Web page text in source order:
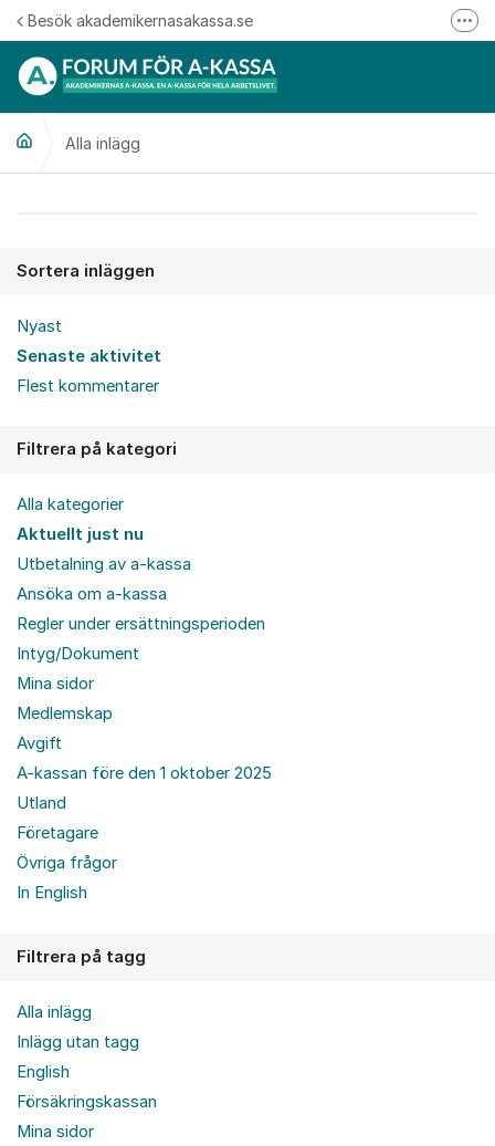
Hoppa till innehåll
Besök akademikernasakassa.se
Alla inlägg
Sortera inläggen
Nyast
Senaste aktivitet
Flest kommentarer
Filtrera på kategori
Alla kategorier
Aktuellt just nu
Utbetalning av a-kassa
Ansöka om a-kassa
Regler under ersättningsperioden
Intyg/Dokument
Mina sidor
Medlemskap
Avgift
A-kassan före den 1 oktober 2025
Utland
Företagare
Övriga frågor
In English
Filtrera på tagg
Alla inlägg
Inlägg utan tagg
English
Försäkringskassan
Mina sidor